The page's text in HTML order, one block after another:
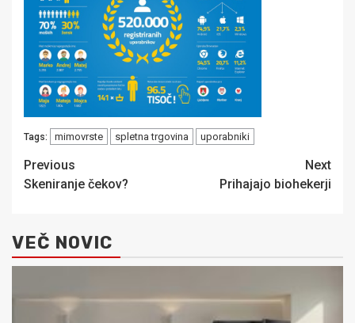
Tags: mimovrste spletna trgovina uporabniki
Post
navigation
Previous
Skeniranje čekov?
Next
Prihajajo biohekerji
VEČ NOVIC